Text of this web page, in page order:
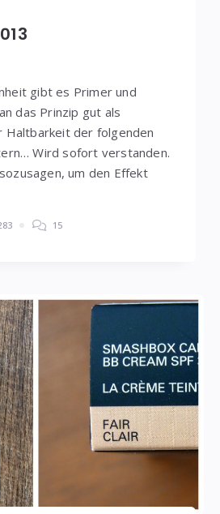
gibt es Primer und
das Prinzip gut als
Haltbarkeit der folgenden
Wird sofort verstanden.
um den Effekt
15